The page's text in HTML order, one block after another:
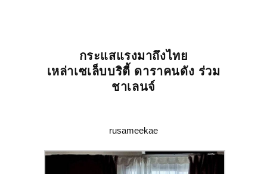
กระแสแรงมาถึงไทย
เหล่าเซเล็บบริตี้ ดาราคนดัง ร่วม
ชาเลนจ์
rusameekae